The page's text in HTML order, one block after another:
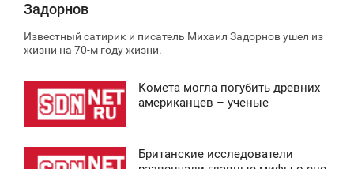
Задорнов
Известный сатирик и писатель Михаил Задорнов ушел из
жизни на 70-м году жизни.
Комета могла погубить древних
американцев – ученые
Британские исследователи